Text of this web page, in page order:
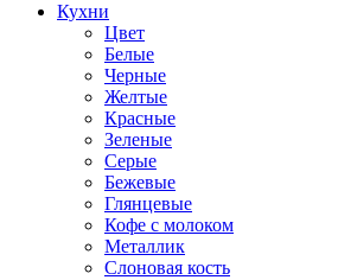
Кухни
Цвет
Белые
Черные
Желтые
Красные
Зеленые
Серые
Бежевые
Глянцевые
Кофе с молоком
Металлик
Слоновая кость